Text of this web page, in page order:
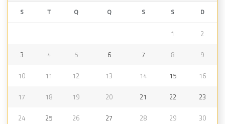
S T Q Q S S D
1 2
3 4 5 6 7 8 9
10 11 12 13 14 15 16
17 18 19 20 21 22 23
24 25 26 27 28 29 30